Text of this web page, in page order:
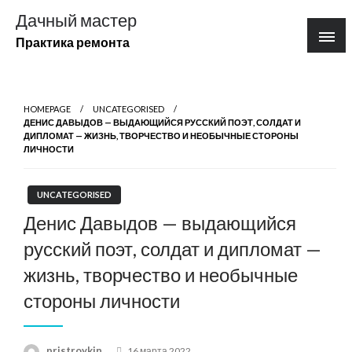
содержимому
Дачный мастер
Практика ремонта
HOMEPAGE
UNCATEGORISED
ДЕНИС ДАВЫДОВ — ВЫДАЮЩИЙСЯ РУССКИЙ ПОЭТ, СОЛДАТ И
ДИПЛОМАТ — ЖИЗНЬ, ТВОРЧЕСТВО И НЕОБЫЧНЫЕ СТОРОНЫ
ЛИЧНОСТИ
UNCATEGORISED
Денис Давыдов — выдающийся
русский поэт, солдат и дипломат —
жизнь, творчество и необычные
стороны личности
Posted